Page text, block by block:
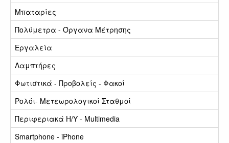
Μπαταρίες
Πολύμετρα - Όργανα Μέτρησης
Εργαλεία
Λαμπτήρες
Φωτιστικά - Προβολείς - Φακοί
Ρολόι- Μετεωρολογικοί Σταθμοί
Περιφεριακά Η/Υ - Multimedia
Smartphone - iPhone